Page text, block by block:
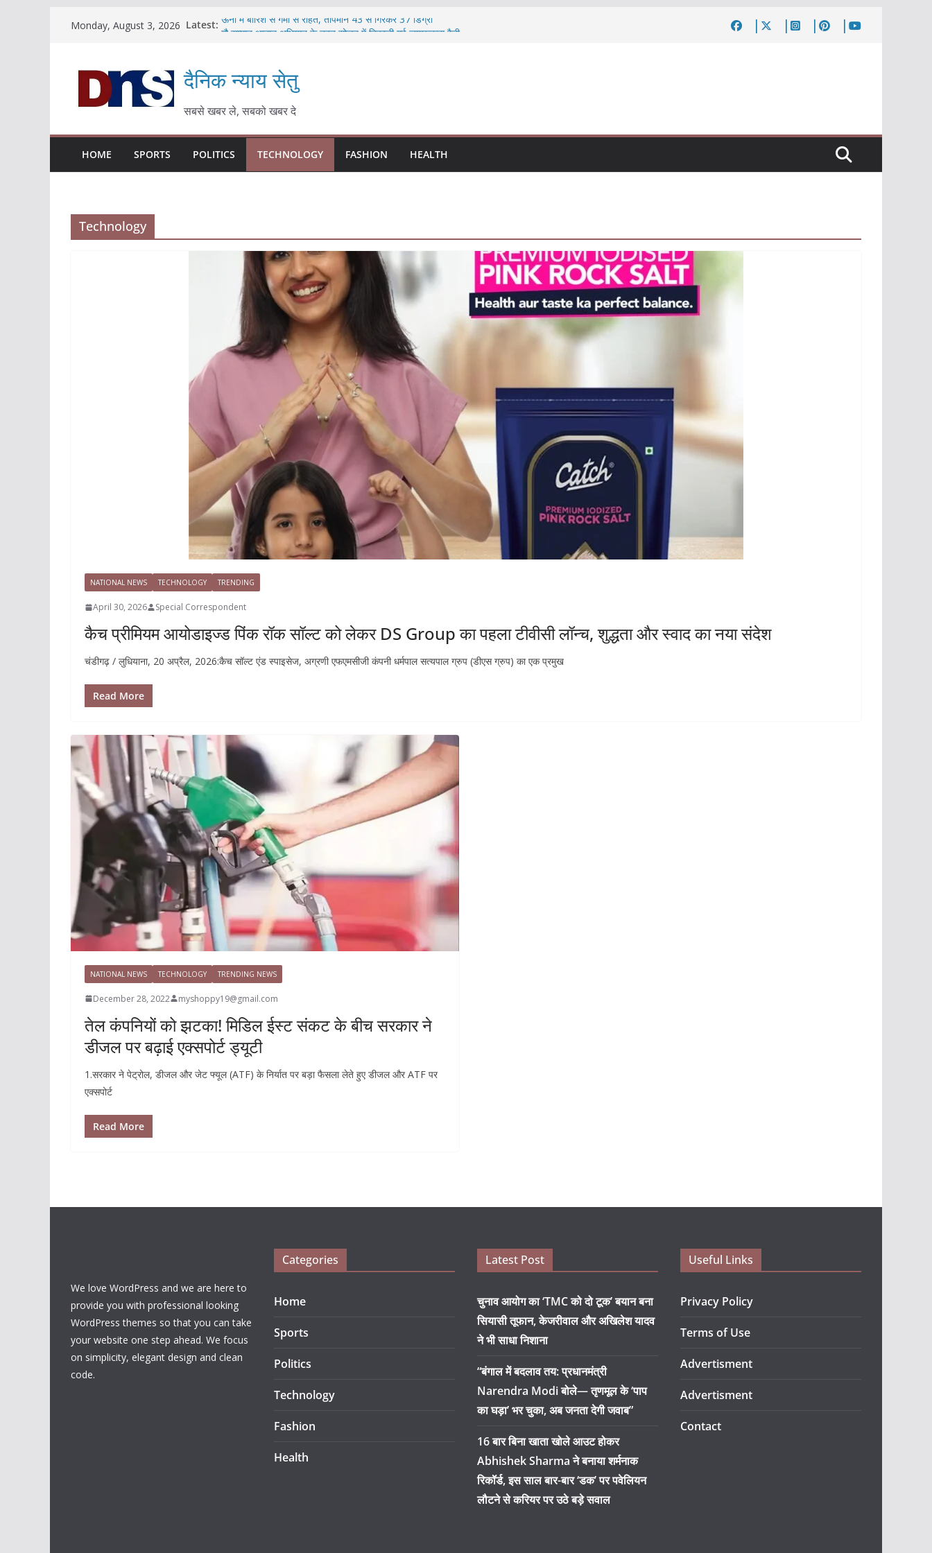
Monday, August 3, 2026 Latest: ऊना में बारिश से गर्मी से राहत, तापमान 43 से गिरकर 37 डिग्री
अध्याय लिखेगा : हरीश गर्ग
बीमा सेक्टर में बड़ा बदलाव: भारत में 100% विदेशी निवेश को मिली मंजूरी
बंगाल चुनाव में एग्जिट पोल पर ममता बनर्जी का बड़ा हमला, कहा- ‘TMC 200+
सीटों के साथ बनाएगी सरकार
दैनिक न्याय सेतु
सबसे खबर ले, सबको खबर दे
HOME SPORTS POLITICS TECHNOLOGY FASHION HEALTH
Technology
NATIONAL NEWS TECHNOLOGY TRENDING
April 30, 2026 Special Correspondent
कैच प्रीमियम आयोडाइज्ड पिंक रॉक सॉल्ट को लेकर DS Group का पहला टीवीसी लॉन्च, शुद्धता और स्वाद का नया संदेश
चंडीगढ़ / लुधियाना, 20 अप्रैल, 2026:कैच सॉल्ट एंड स्पाइसेज, अग्रणी एफएमसीजी कंपनी धर्मपाल सत्यपाल ग्रुप (डीएस ग्रुप) का एक प्रमुख
Read More
NATIONAL NEWS TECHNOLOGY TRENDING NEWS
December 28, 2022 myshoppy19@gmail.com
तेल कंपनियों को झटका! मिडिल ईस्ट संकट के बीच सरकार ने
डीजल पर बढ़ाई एक्सपोर्ट ड्यूटी
1.सरकार ने पेट्रोल, डीजल और जेट फ्यूल (ATF) के निर्यात पर बड़ा फैसला लेते हुए डीजल और ATF पर
एक्सपोर्ट
Read More
We love WordPress and we are here to
provide you with professional looking
WordPress themes so that you can take
your website one step ahead. We focus
on simplicity, elegant design and clean
code.
Categories
Home
Sports
Politics
Technology
Fashion
Health
Latest Post
चुनाव आयोग का ‘TMC को दो टूक’ बयान बना
सियासी तूफान, केजरीवाल और अखिलेश यादव
ने भी साधा निशाना
“बंगाल में बदलाव तय: प्रधानमंत्री
Narendra Modi बोले— तृणमूल के ‘पाप
का घड़ा’ भर चुका, अब जनता देगी जवाब”
16 बार बिना खाता खोले आउट होकर
Abhishek Sharma ने बनाया शर्मनाक
रिकॉर्ड, इस साल बार-बार ‘डक’ पर पवेलियन
लौटने से करियर पर उठे बड़े सवाल
Useful Links
Privacy Policy
Terms of Use
Advertisment
Advertisment
Contact